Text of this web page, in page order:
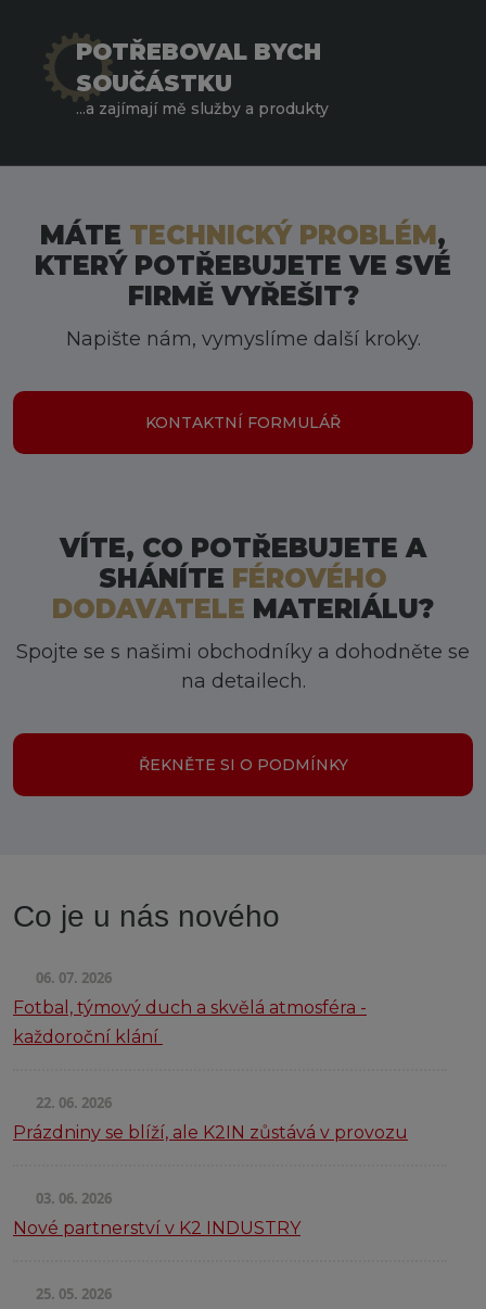
cítí, co ho trápí a co mu dělá radost.
NABÍDKA SLUŽEB A KONTAKTY
POTŘEBOVAL BYCH
SOUČÁSTKU
...a zajímají mě služby a produkty
napřed. Snažíme se předjímat co a jak budete
SPOLEHLIVOST
MÁTE TECHNICKÝ PROBLÉM,
KTERÝ POTŘEBUJETE VE SVÉ
FIRMĚ VYŘEŠIT?
Napište nám, vymyslíme další kroky.
KONTAKTNÍ FORMULÁŘ
VÍTE, CO POTŘEBUJETE A
SHÁNÍTE FÉROVÉHO
DODAVATELE MATERIÁLU?
Spojte se s našimi obchodníky a dohodněte se
na detailech.
ŘEKNĚTE SI O PODMÍNKY
Co je u nás nového
06. 07. 2026
Fotbal, týmový duch a skvělá atmosféra -
každoroční klání
22. 06. 2026
Prázdniny se blíží, ale K2IN zůstává v provozu
03. 06. 2026
Nové partnerství v K2 INDUSTRY
25. 05. 2026